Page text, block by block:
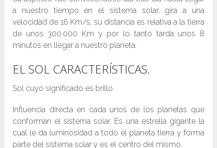
a nuestro tiempo en el sistema solar, gira a una
velocidad de 16 Km/s, su distancia es relativa a la tierra
de unos 300.000 Km y por lo tanto tarda unos 8
minutos en llegar a nuestro planeta.
EL SOL CARACTERÍSTICAS.
Sol cuyo significado es brillo.
Influencia directa en cada unos de los planetas que
conforman el sistema solar. Es una estrella gigante la
cual le da luminosidad a todo el planeta tierra y forma
parte del sistema solar y es el centro del mismo.